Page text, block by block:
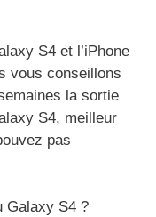
S4 et l’iPhone
vous conseillons
la sortie
S4, meilleur
pas
Galaxy S4 ?